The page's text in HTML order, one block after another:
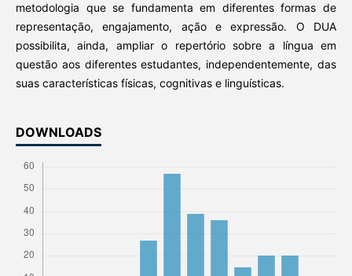
metodologia que se fundamenta em diferentes formas de
representação, engajamento, ação e expressão. O DUA
possibilita, ainda, ampliar o repertório sobre a língua em
questão aos diferentes estudantes, independentemente, das
suas características físicas, cognitivas e linguísticas.
DOWNLOADS